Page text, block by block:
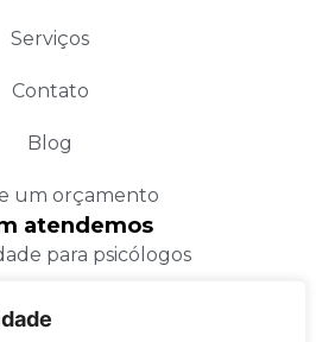
Serviços
Contato
Blog
um orçamento
atendemos
para psicólogos
para médicos